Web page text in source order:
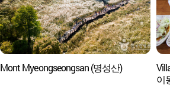
Mont Myeongseongsan (명성산)
이